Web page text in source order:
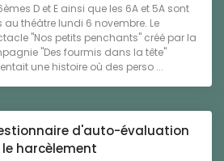
D et E ainsi que les 6A et 5A sont
au théâtre lundi 6 novembre. Le
"Nos petits penchants" créé par la
"Des fourmis dans la tête"
une histoire où des perso ...
d'auto-évaluation
le harcèlement